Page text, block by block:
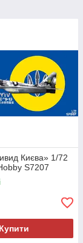
Києва» 1/72
S7207
Купити